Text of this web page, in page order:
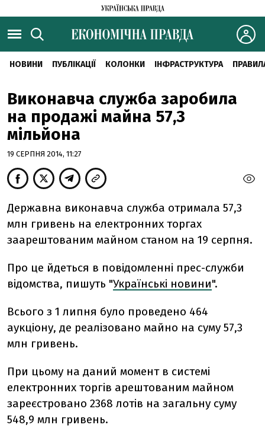
НОВИНИ ПУБЛІКАЦІЇ КОЛОНКИ ІНФРАСТРУКТУРА
Виконавча служба заробила
на продажі майна 57,3
мільйона
19 СЕРПНЯ 2014, 11:27
Державна виконавча служба отримала 57,3
млн гривень на електронних торгах
заарештованим майном станом на 19 серпня.
Про це йдеться в повідомленні прес-служби
відомства, пишуть "Українські новини".
Всього з 1 липня було проведено 464
аукціону, де реалізовано майно на суму 57,3
млн гривень.
При цьому на даний момент в системі
електронних торгів арештованим майном
зареєстровано 2368 лотів на загальну суму
548,9 млн гривень.